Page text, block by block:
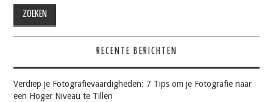
RECENTE BERICHTEN
Verdiep je Fotografievaardigheden: 7 Tips om je Fotografie naar
een Hoger Niveau te Tillen